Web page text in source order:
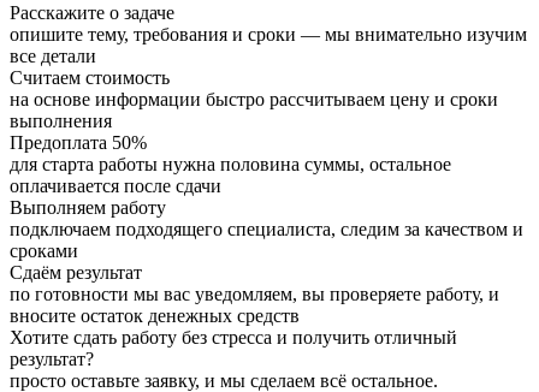
Расскажите о задаче
опишите тему, требования и сроки — мы внимательно изучим
все детали
Считаем стоимость
на основе информации быстро рассчитываем цену и сроки
выполнения
Предоплата 50%
для старта работы нужна половина суммы, остальное
оплачивается после сдачи
Выполняем работу
подключаем подходящего специалиста, следим за качеством и
сроками
Сдаём результат
по готовности мы вас уведомляем, вы проверяете работу, и
вносите остаток денежных средств
Хотите сдать работу без стресса и получить отличный
результат?
просто оставьте заявку, и мы сделаем всё остальное.